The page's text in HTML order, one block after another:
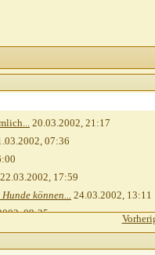
20.03.2002, 21:17
07:36
22.03.2002, 17:59
können... 24.03.2002, 13:11
09:25